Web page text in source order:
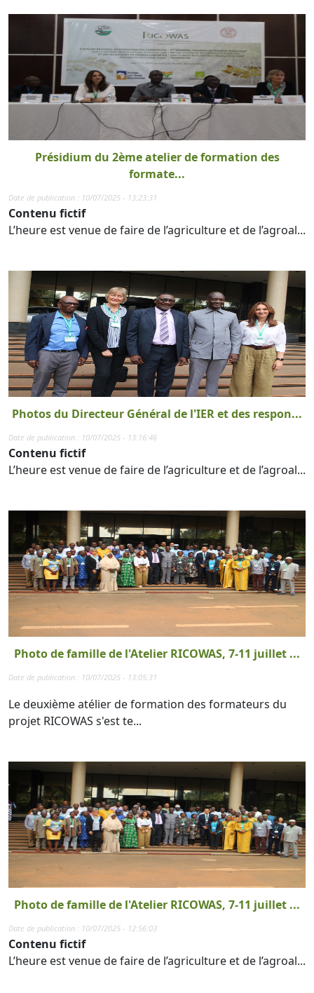
Présidium du 2ème atelier de formation des
formate...
Date de publication : 10/07/2025 - 13:23:31
Contenu fictif
L’heure est venue de faire de l’agriculture et de l’agroal...
Photos du Directeur Général de l'IER et des respon...
Date de publication : 10/07/2025 - 13:16:46
Contenu fictif
L’heure est venue de faire de l’agriculture et de l’agroal...
Photo de famille de l'Atelier RICOWAS, 7-11 juillet ...
Date de publication : 10/07/2025 - 13:05:31
Le deuxième atélier de formation des formateurs du
projet RICOWAS s'est te...
Photo de famille de l'Atelier RICOWAS, 7-11 juillet ...
Date de publication : 10/07/2025 - 12:56:03
Contenu fictif
L’heure est venue de faire de l’agriculture et de l’agroal...